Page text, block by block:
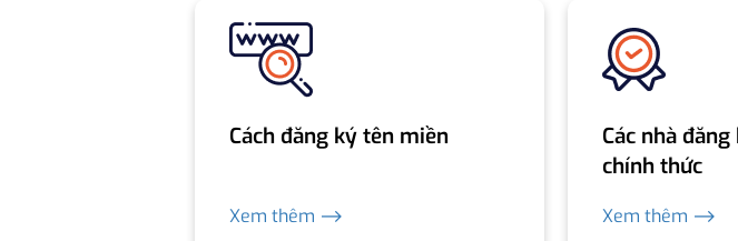
Cách đăng ký tên miền
Xem thêm ⟶
Các nhà
chính thức
Xem thêm ⟶